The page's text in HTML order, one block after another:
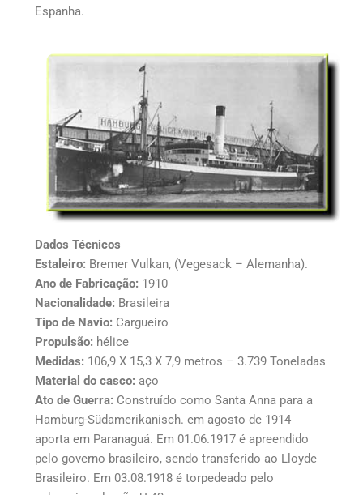
Espanha.
Dados Técnicos
Estaleiro: Bremer Vulkan, (Vegesack – Alemanha).
Ano de Fabricação: 1910
Nacionalidade: Brasileira
Tipo de Navio: Cargueiro
Propulsão: hélice
Medidas: 106,9 X 15,3 X 7,9 metros – 3.739 Toneladas
Material do casco: aço
Ato de Guerra: Construído como Santa Anna para a
Hamburg-Südamerikanisch. em agosto de 1914
aporta em Paranaguá. Em 01.06.1917 é apreendido
pelo governo brasileiro, sendo transferido ao Lloyde
Brasileiro. Em 03.08.1918 é torpedeado pelo